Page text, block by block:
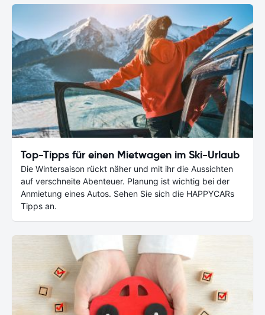
Top-Tipps für einen Mietwagen im Ski-Urlaub
Die Wintersaison rückt näher und mit ihr die Aussichten
auf verschneite Abenteuer. Planung ist wichtig bei der
Anmietung eines Autos. Sehen Sie sich die HAPPYCARs
Tipps an.